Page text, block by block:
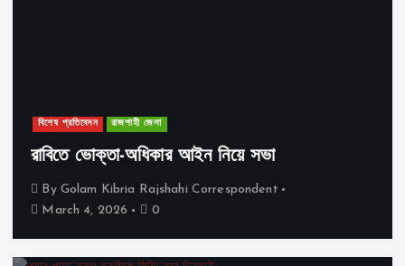
বিশেষ প্রতিবেদন রাজশাহী জেলা
রাবিতে ভোক্তা-অধিকার আইন নিয়ে সভা
By Golam Kibria Rajshahi Correspondent
March 4, 2026
0